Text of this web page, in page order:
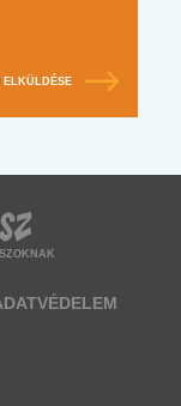
ELKÜLDÉSE